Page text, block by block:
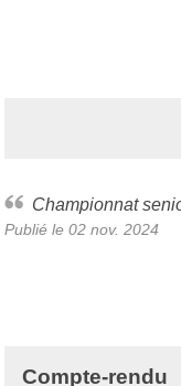
Championnat
Publié le 02 nov. 2024
Compte-rendu